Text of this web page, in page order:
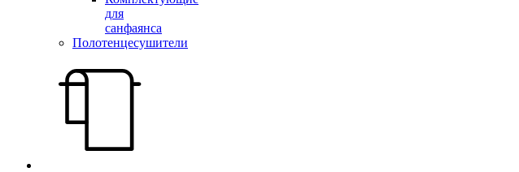
для
санфаянса
Полотенцесушители